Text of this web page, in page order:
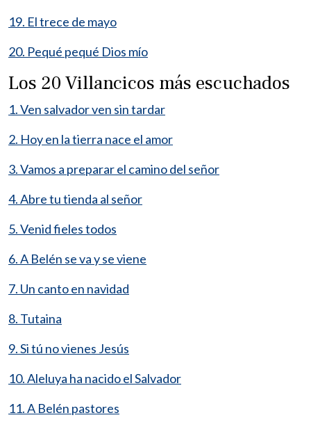
19. El trece de mayo
20. Pequé pequé Dios mío
Los 20 Villancicos más escuchados
1. Ven salvador ven sin tardar
2. Hoy en la tierra nace el amor
3. Vamos a preparar el camino del señor
4. Abre tu tienda al señor
5. Venid fieles todos
6. A Belén se va y se viene
7. Un canto en navidad
8. Tutaina
9. Si tú no vienes Jesús
10. Aleluya ha nacido el Salvador
11. A Belén pastores